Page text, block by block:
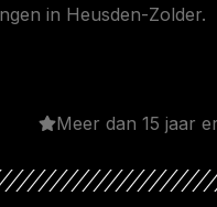
in Heusden-Zolder.
dan 15 jaar ervaring,